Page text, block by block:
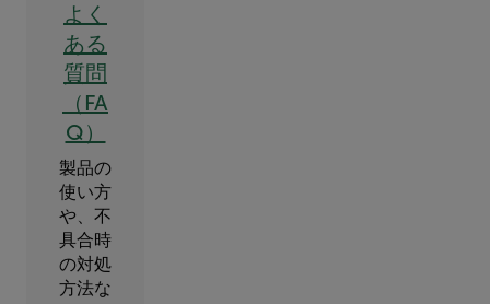
よく
ある
質問
（FA
Q）
製品の
使い方
や、不
具合時
の対処
方法な